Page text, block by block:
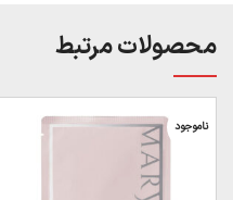
محصولات مرتبط
ناموجود